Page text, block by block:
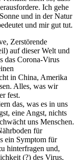
Ich gehe
und in der Natur
und mir gut tut.
Zerstörende
auf dieser Welt und
das Corona-Virus
in China, Amerika
Alles, was wir
fest.
das, was es in uns
eine Angst, nichts
uns Menschen.
für
ein Symptom für
hinterfragen und,
(?) des Virus,